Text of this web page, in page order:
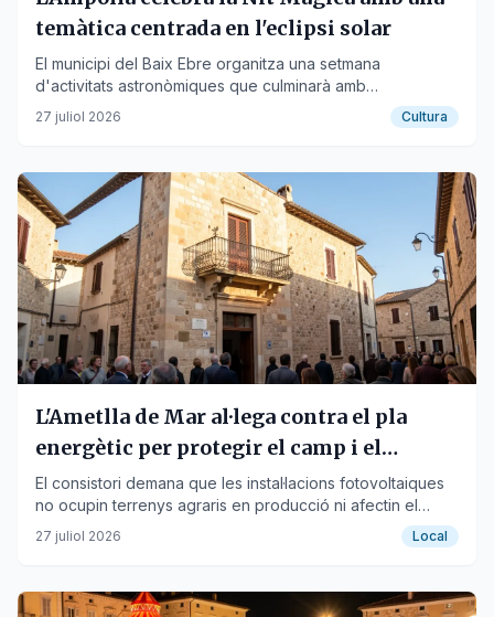
temàtica centrada en l'eclipsi solar
El municipi del Baix Ebre organitza una setmana
d'activitats astronòmiques que culminarà amb
espectacles al port.
27 juliol 2026 Cultura
L'Ametlla de Mar al·lega contra el pla
energètic per protegir el camp i el
patrimoni
El consistori demana que les instal·lacions fotovoltaiques
no ocupin terrenys agraris en producció ni afectin el
patrimoni de pedra seca.
27 juliol 2026 Local